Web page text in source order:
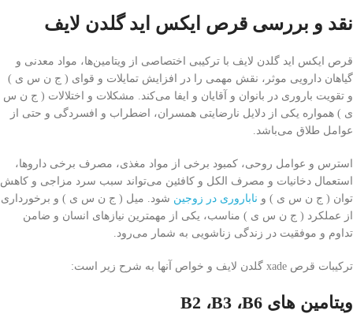
نقد و بررسی قرص ایکس اید گلدن لایف
قرص ایکس اید گلدن لایف با ترکیبی اختصاصی از ویتامین‌ها، مواد معدنی و
گیاهان دارویی موثر، نقش مهمی را در افزایش تمایلات و قوای ( ج ن س ی )
و تقویت باروری در بانوان و آقایان و ایفا می‌کند. مشکلات و اختلالات ( ج ن س
ی ) همواره یکی از دلایل نارضایتی همسران، اضطراب و افسردگی و حتی از
عوامل طلاق می‌باشد.
استرس و عوامل روحی، کمبود برخی از مواد مغذی، مصرف برخی داروها،
استعمال دخانیات و مصرف الکل و کافئین می‌تواند سبب سرد مزاجی و کاهش
توان ( ج ن س ی ) و ناباروری در زوجین شود. میل ( ج ن س ی ) و برخورداری
از عملکرد ( ج ن س ی ) مناسب، یکی از مهمترین نیازهای انسان و ضامن
تداوم و موفقیت در زندگی زناشویی به شمار می‌رود.
ترکیبات قرص xade گلدن لایف و خواص آنها به شرح زیر است:
ویتامین‌ های B2 ،B3 ،B6